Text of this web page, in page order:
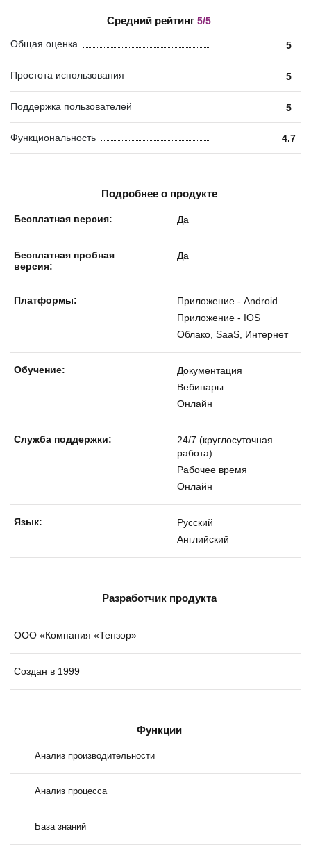
Средний рейтинг 5/5
Общая оценка 5
Простота использования 5
Поддержка пользователей 5
Функциональность 4.7
Подробнее о продукте
Бесплатная версия: Да
Бесплатная пробная
версия:
Да
Платформы:
Приложение - Android
Приложение - IOS
Облако, SaaS, Интернет
Обучение:
Документация
Вебинары
Онлайн
Службa поддержки:
24/7 (круглосуточная
работа)
Рабочее время
Онлайн
Язык:
Русский
Английский
Разработчик продукта
ООО «Компания «Тензор»
Создан в 1999
Функции
Анализ производительности
Анализ процесса
База знаний